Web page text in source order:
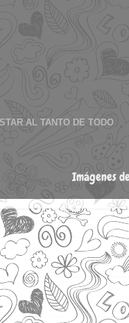
AL TANTO DE TODO
Imágenes